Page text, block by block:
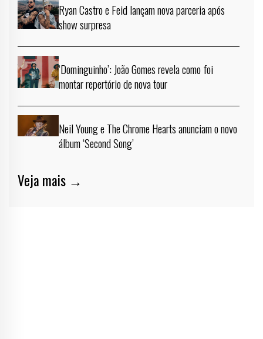
Ryan Castro e Feid lançam nova parceria após
show surpresa
‘Dominguinho’: João Gomes revela como foi
montar repertório de nova tour
Neil Young e The Chrome Hearts anunciam o novo
álbum ‘Second Song’
Veja mais →